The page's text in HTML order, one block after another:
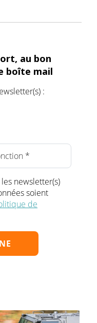
au bon
boîte mail
:
newsletter(s)
soient
de